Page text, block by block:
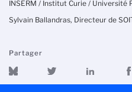
INSERM / Institut Curie / Université
Sylvain Ballandras, Directeur de
Partager